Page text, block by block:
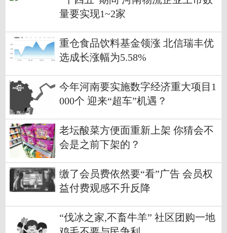
量要实现1~2家
重仓食品饮料基金领涨 北信瑞丰优
选成长涨幅为5.58%
今年河南要实施数字经济重大项目1
000个 迎来“超车”机遇？
老坛酸菜方便面重新上架 你猜会不
会是之前下架的？
缴了会员费依然要“看”广告 会员权
益付费观感不升反降
“伐冰之家,不畜牛羊” 社区团购一地